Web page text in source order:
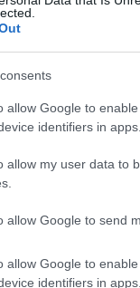
allow Google to
identifiers in apps.
allow my user data to
allow Google to send
allow Google to
identifiers in apps.